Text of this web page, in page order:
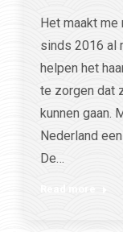
Het maakt
sinds 2016 al
helpen het
te zorgen dat
kunnen gaan.
Nederland
De…